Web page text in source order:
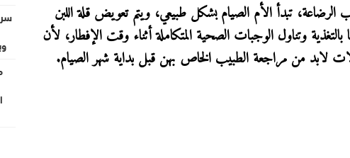
تبدأ الأم الصيام بشكل طبيعي، ويتم تعويض قلة اللبن
وتناول الوجبات الصحية المتكاملة أثناء وقت الإفطار، لأن
لابد من مراجعة الطبيب الخاص بهن قبل بداية شهر الصيام.